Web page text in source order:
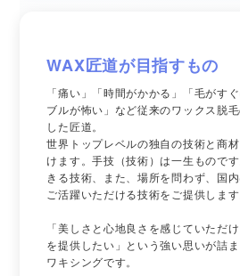
WAX匠道が目指すもの
「痛い」「時間がかかる」「毛がす
ブルが怖い」など従来のワックス脱
した匠道。
世界トップレベルの独自の技術と商
けます。手技（技術）は一生もので
きる技術、また、場所を問わず、国
ご活躍いただける技術をご提供します
「美しさと心地良さを感じていただ
を提供したい」という強い思いが詰
ワキシングです。